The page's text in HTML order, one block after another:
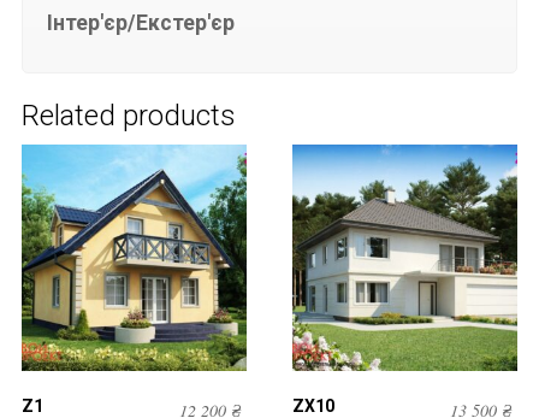
Інтер'єр/Екстер'єр
Related products
Z1 12 200₴ ZX10 13 500 ₴